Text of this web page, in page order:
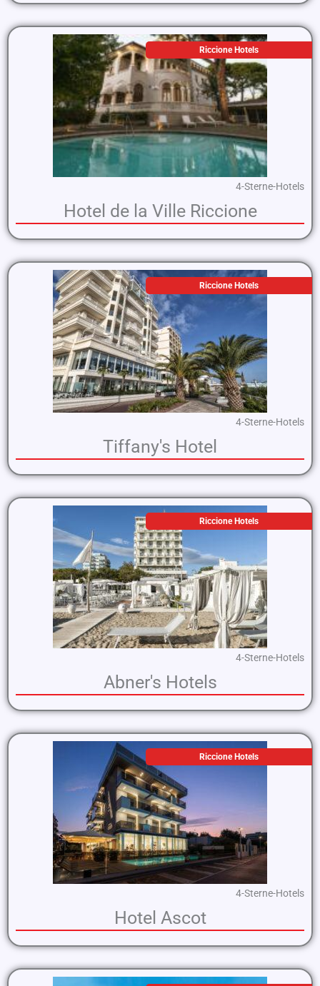
Riccione Hotels
4-Sterne-Hotels
Hotel de la Ville Riccione
Riccione Hotels
4-Sterne-Hotels
Tiffany's Hotel
Riccione Hotels
4-Sterne-Hotels
Abner's Hotels
Riccione Hotels
4-Sterne-Hotels
Hotel Ascot